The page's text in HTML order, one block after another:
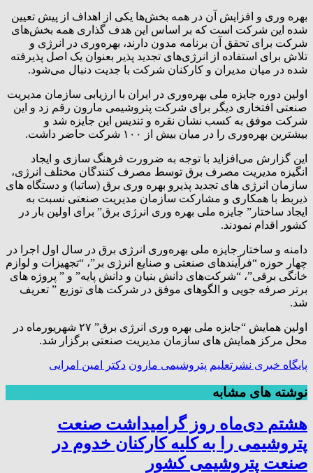
بهره وری و افزایش آن در همه بخش‌ها یکی از اهداف از پیش تعیین
شده این شرکت است که بر اساس این هدف گذاری همه بخش‌های
شرکت برای تحقق آن برنامه مدون دارند، بهره‌وری در انرژی و
تلاش برای استفاده از انرژی‌های تجدید پذیر بعنوان یک اصل پذیرفته
شده در میان مدیران و کارکنان شرکت با جدیت دنبال می‌شود.
اولین دوره جایزه ملی بهره‌وری در ایران با ارزیابی سازمان مدیریت
صنعتی افتخاری دیگر برای شرکت پتروشیمی مارون رقم زد و این
شرکت موفق به کسب نشان نقره و تندیس این جایزه شد و
بیشترین بهره‌وری را در میان بیش از ۱۰۰ شرکت حاضر داشت.
این گزارش می‌افزاید با توجه به ضرورت فرهنگ سازی و ایجاد
انگیزه مدیریت مصرف برق توسط مصرف کنندگان مختلف انرژی،
سازمان انرژی های تجدید پذیرو بهره وری برق (ساتبا) و دستگاه های
ذیربط با همکاری و مشارکت سازمان مدیریت صنعتی نسبت به
ایجاد ساختار” جایزه ملی بهره وری انرژی برق” برای اولین بار در
کشور اقدام نمودند.
دامنه و ساختار جایزه ملی بهره‌وری انرژی برق در سال اول اجرا در
چهار حوزه “فرآیندهای صنعتی و صنایع انرژی بر”، “تجهیزات و لوازم
خانگی برقی”، “شرکت‌های دانش بنیان و دانش پایه” و ” پروژه های
برتر صرفه جویی و الگوهای موفق در شرکت های توزیع ” تعریف
شد.
اولین همایش “جایزه ملی بهره وری انرژی برق” ۲۷ شهریورماه در
محل مرکز همایش های سازمان مدیریت صنعتی برگزار شد.
پایگاه خبری نشرتعلیم پتروشیمی مارون دکتر امین امرایی
نوشته های مشابه
هشتم دی‌ماه روز گرامیداشت صنعت
پتروشیمی را به کلیه کارکنان خدوم در
صنعت پتروشیمی کشور